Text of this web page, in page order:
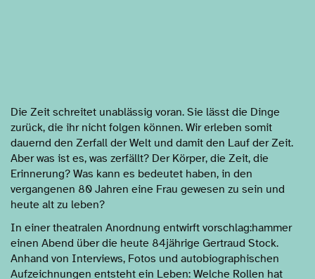
Die Zeit schreitet unablässig voran. Sie lässt die Dinge
zurück, die ihr nicht folgen können. Wir erleben somit
dauernd den Zerfall der Welt und damit den Lauf der Zeit.
Aber was ist es, was zerfällt? Der Körper, die Zeit, die
Erinnerung? Was kann es bedeutet haben, in den
vergangenen 80 Jahren eine Frau gewesen zu sein und
heute alt zu leben?
In einer theatralen Anordnung entwirft vorschlag:hammer
einen Abend über die heute 84jährige Gertraud Stock.
Anhand von Interviews, Fotos und autobiographischen
Aufzeichnungen entsteht ein Leben: Welche Rollen hat